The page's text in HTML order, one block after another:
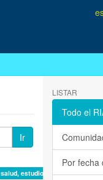
Ir
estudio de casos ×
LISTAR
Todo el
Por fecha